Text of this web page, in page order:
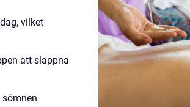
vilket
att slappna